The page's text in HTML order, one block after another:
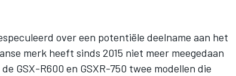
over een potentiële deelname aan het
merk heeft sinds 2015 niet meer meegedaan
GSX-R600 en GSXR-750 twee modellen die